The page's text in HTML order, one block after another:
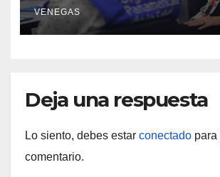
higiene ante
VENEGAS
Deja una respuesta
Lo siento, debes estar conectado para
comentario.